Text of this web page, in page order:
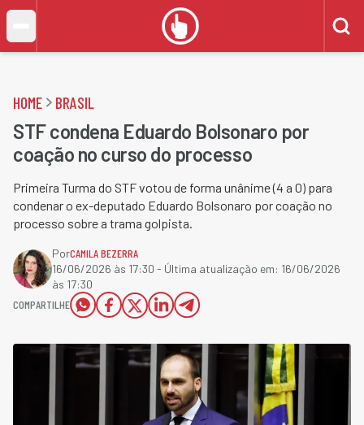
HOME BRASIL
STF condena Eduardo Bolsonaro por
coação no curso do processo
Primeira Turma do STF votou de forma unânime (4 a 0) para
condenar o ex-deputado Eduardo Bolsonaro por coação no
processo sobre a trama golpista.
PorCAMILA BEZERRA
16/06/2026 às 17:30 - Última atualização em: 16/06/2026
às 17:30
COMPARTILHE